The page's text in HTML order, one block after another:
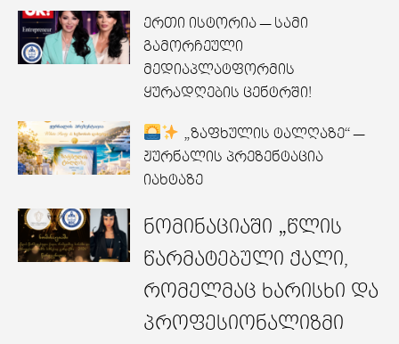
ერთი ისტორია — სამი
გამორჩეული
მედიაპლატფორმის
ყურადღების ცენტრში!
„ზაფხულის ტალღაზე“ —
ჟურნალის პრეზენტაცია
იახტაზე
ნომინაციაში „წლის
წარმატებული ქალი,
რომელმაც ხარისხი და
პროფესიონალიზმი